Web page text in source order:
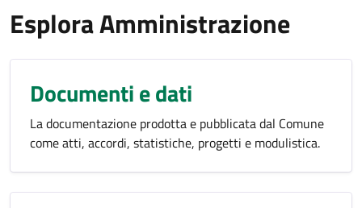
Esplora Amministrazione
Documenti e dati
La documentazione prodotta e pubblicata dal Comune
come atti, accordi, statistiche, progetti e modulistica.